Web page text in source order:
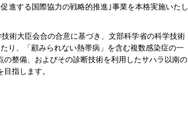
進する国際協力の戦略的推進｣事業を本格実施いたし
術大臣会合の合意に基づき、文部科学省の科学技術
り、「顧みられない熱帯病」を含む複数感染症の一
整備、およびその診断技術を利用したサハラ以南の
指します。